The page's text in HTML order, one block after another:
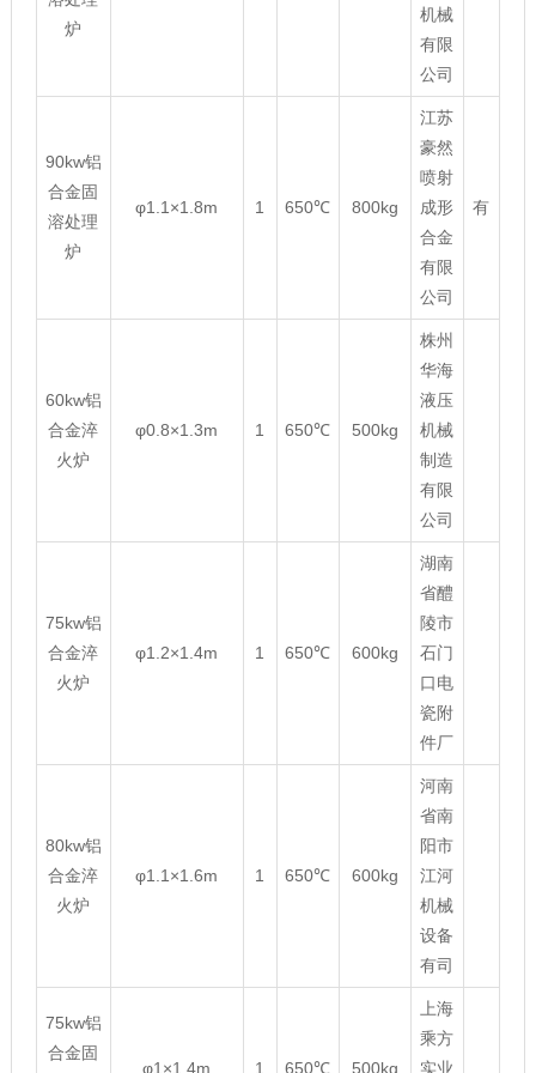
炉
机械
有限
公司
90kw铝
合金固
溶处理
炉
φ1.1×1.8m 1 650℃ 800kg
江苏
豪然
喷射
成形
合金
有限
公司
有
60kw铝
合金淬
火炉
φ0.8×1.3m 1 650℃ 500kg
株州
华海
液压
机械
制造
有限
公司
75kw铝
合金淬
火炉
φ1.2×1.4m 1 650℃ 600kg
湖南
省醴
陵市
石门
口电
瓷附
件厂
80kw铝
合金淬
火炉
φ1.1×1.6m 1 650℃ 600kg
河南
省南
阳市
江河
机械
设备
有司
75kw铝
合金固
φ1×1.4m
1 650℃ 500kg
上海
乘方
实业